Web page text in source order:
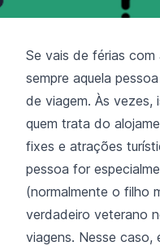
Se vais de férias com
sempre aquela
de viagem. Às vezes,
quem trata do
fixes e atrações
pessoa for
(normalmente o filho
verdadeiro veterano
viagens. Nesse caso,